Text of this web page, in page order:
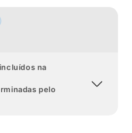
na
pelo